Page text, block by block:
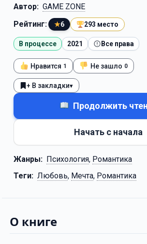
Автор: GAME ZONE
Рейтинг:
★6 293 место
В процессе 2021 Все права
Нравится 1 Не зашло 0
+ В закладки▾
Продолжить
Начать с начала
Жанры: Психология, Романтика
Теги: Любовь, Мечта, Романтика
О книге